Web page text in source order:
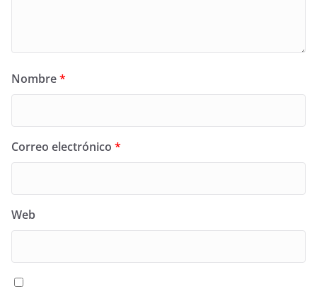
Nombre*
Correo electrónico *
Web